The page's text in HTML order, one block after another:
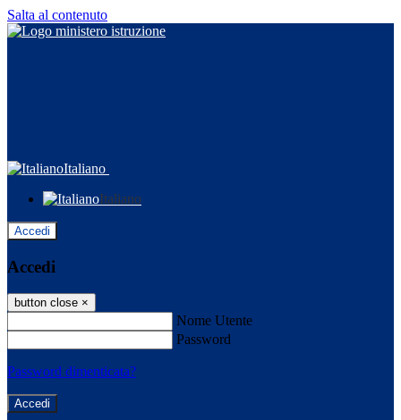
Salta al contenuto
Italiano
Italiano
Accedi
Accedi
button close ×
Nome Utente
Password
Password dimenticata?